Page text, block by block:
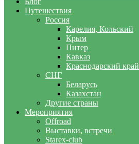
Путешествия
Россия
Карелия, Кольский
Крым
Питер
Кавказ
Краснодарский край
СНГ
Беларусь
Казахстан
Другие страны
Мероприятия
Offroad
Выставки, встречи
Starex-club